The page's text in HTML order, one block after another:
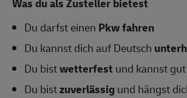
Du darfst einen Pkw fahren
Du kannst dich auf Deutsch
Du bistwetterfest und kannst
Du bistzuverlässigund hängst